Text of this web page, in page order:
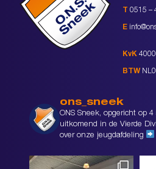
T 0515 –
E
KvK
BTW
ons_sneek
ONS Sneek, opgericht op
uitkomend in de Vierde
over onze jeugdafdeling